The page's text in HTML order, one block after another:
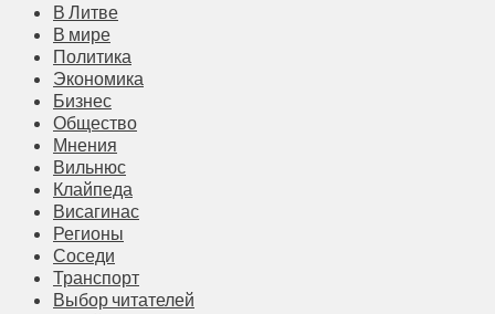
В Литве
В мире
Политика
Экономика
Бизнес
Общество
Мнения
Вильнюс
Клайпеда
Висагинас
Регионы
Соседи
Транспорт
Выбор читателей